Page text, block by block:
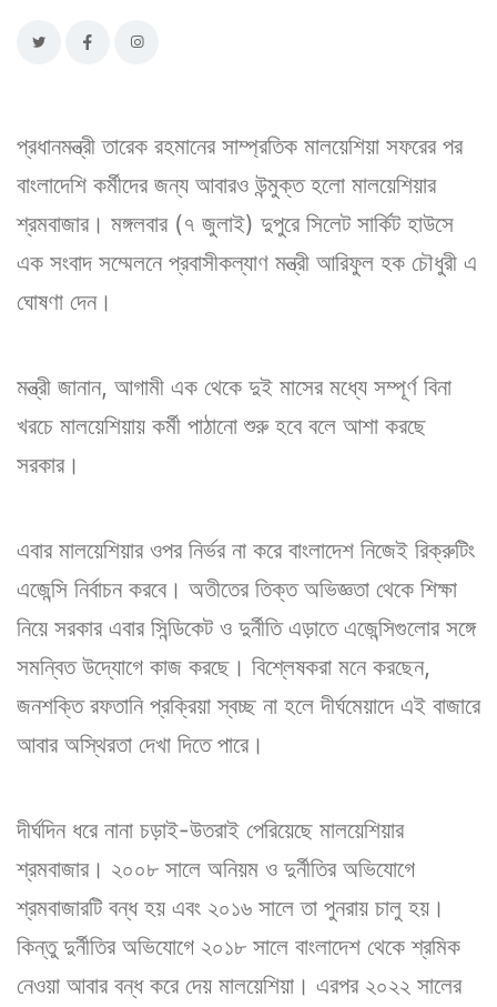
প্রধানমন্ত্রী তারেক রহমানের সাম্প্রতিক মালয়েশিয়া সফরের পর
বাংলাদেশি কর্মীদের জন্য আবারও উন্মুক্ত হলো মালয়েশিয়ার
শ্রমবাজার। মঙ্গলবার (৭ জুলাই) দুপুরে সিলেট সার্কিট হাউসে
এক সংবাদ সম্মেলনে প্রবাসীকল্যাণ মন্ত্রী আরিফুল হক চৌধুরী এ
ঘোষণা দেন।
মন্ত্রী জানান, আগামী এক থেকে দুই মাসের মধ্যে সম্পূর্ণ বিনা
খরচে মালয়েশিয়ায় কর্মী পাঠানো শুরু হবে বলে আশা করছে
সরকার।
এবার মালয়েশিয়ার ওপর নির্ভর না করে বাংলাদেশ নিজেই রিক্রুটিং
এজেন্সি নির্বাচন করবে। অতীতের তিক্ত অভিজ্ঞতা থেকে শিক্ষা
নিয়ে সরকার এবার সিন্ডিকেট ও দুর্নীতি এড়াতে এজেন্সিগুলোর সঙ্গে
সমন্বিত উদ্যোগে কাজ করছে। বিশ্লেষকরা মনে করছেন,
জনশক্তি রফতানি প্রক্রিয়া স্বচ্ছ না হলে দীর্ঘমেয়াদে এই বাজারে
আবার অস্থিরতা দেখা দিতে পারে।
দীর্ঘদিন ধরে নানা চড়াই-উতরাই পেরিয়েছে মালয়েশিয়ার
শ্রমবাজার। ২০০৮ সালে অনিয়ম ও দুর্নীতির অভিযোগে
শ্রমবাজারটি বন্ধ হয় এবং ২০১৬ সালে তা পুনরায় চালু হয়।
কিন্তু দুর্নীতির অভিযোগে ২০১৮ সালে বাংলাদেশ থেকে শ্রমিক
নেওয়া আবার বন্ধ করে দেয় মালয়েশিয়া। এরপর ২০২২ সালের